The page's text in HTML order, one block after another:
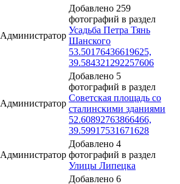
Администратор
Добавлено 259
фотографий в раздел
Усадьба Петра Тянь
Шанского
53.50176436619625,
39.584321292257606
Администратор
Добавлено 5
фотографий в раздел
Советская площадь со
сталинскими зданиями
52.60892763866466,
39.59917531671628
Администратор
Добавлено 4
фотографий в раздел
Улицы Липецка
Добавлено 6